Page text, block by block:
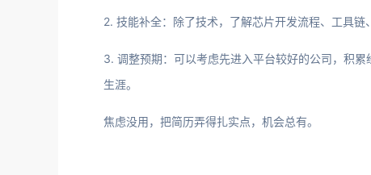
2. 技能补全：除了技术，了解芯片开发流程、工具链
3. 调整预期：可以考虑先进入平台较好的公司，积
生涯。
焦虑没用，把简历弄得扎实点，机会总有。